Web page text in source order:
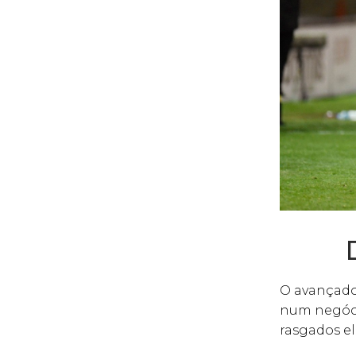
O
num
rasgados